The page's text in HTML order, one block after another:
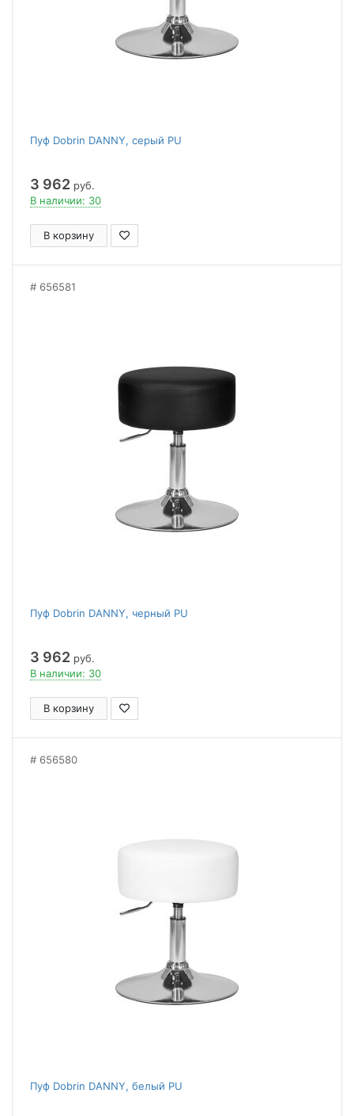
Пуф Dobrin DANNY, серый PU
3 962 руб.
В наличии: 30
В корзину
656581
Пуф Dobrin DANNY, черный PU
3 962 руб.
В наличии: 30
В корзину
656580
Пуф Dobrin DANNY, белый PU